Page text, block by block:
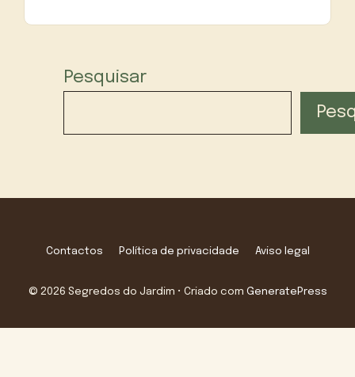
Pesquisar
Contactos Política de privacidade Aviso legal
© 2026 Segredos do Jardim • Criado com GeneratePress